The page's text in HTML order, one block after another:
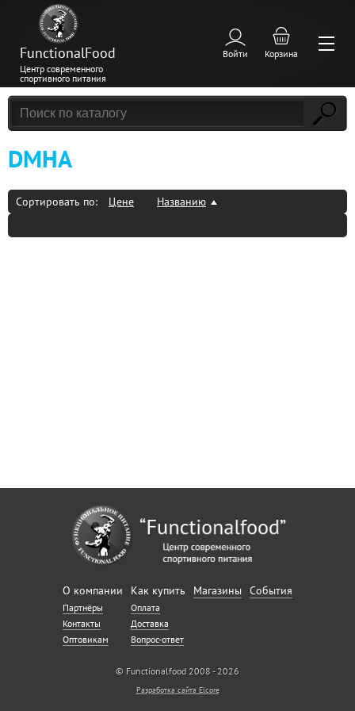
FunctionalFood
Центр современного
спортивного питания
Войти Корзина
DMHA
Сортировать по: Цене Названию
О компании
Партнёры
Контакты
Оптовикам
Как купить
Оплата
Доставка
Вопрос-ответ
Магазины События
© Functionalfood 2008 - 2026
Разработка сайта Elcore